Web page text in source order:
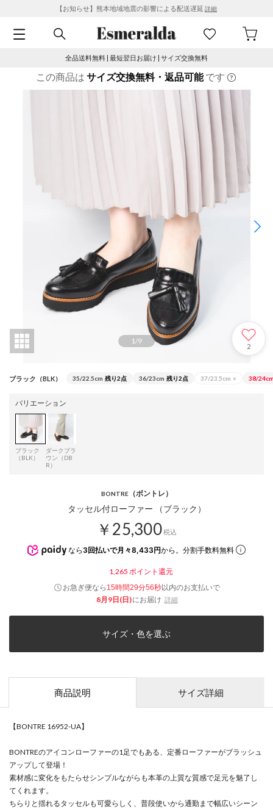
【お知らせ】熊本地域地震の影響による配送遅延 詳細
全品送料無料 | 最短翌日お届け | サイズ交換無料
この商品は サイズ交換無料・返品可能です
1/9
2
ブラック（BLK） 35/22.5cm 残り2点 36/23cm 残り2点 37/23.5cm × 38/
バリエーション
ブラック
（BLK）
ダークブラ
ウン（DB
R）
BONTRE（ボントレ）
タッセル付ローファー （ブラック）
￥25,300税込
なら 3回払いで月々8,433円から。分割手数料無料
1,265 ポイント還元
お急ぎ便なら 15時間29分56秒以内のお支払いで
8月9日(日)にお届け 詳細
サイズ・色を選ぶ
商品説明 サイズ詳細
【BONTRE 16952-UA】
BONTREのアイコンローファーの1足でもある、定番ローファーがブラッシュ
アップして登場！
素材感に変化をもたらせシンプルながらも本革の上質な質感で足元を魅了し
てくれます。
ちらりと揺れるタッセルも可愛らしく、普段使いから通勤まで幅広いシーン